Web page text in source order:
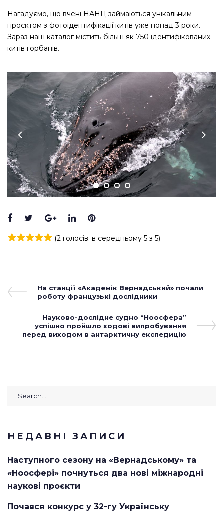
Нагадуємо, що вчені НАНЦ займаються унікальним
проєктом з фотоідентифікації китів уже понад 3 роки.
Зараз наш каталог містить більш як 750 ідентифікованих
китів горбанів.
Facebook
TwitterGoogle+
LinkedInPinterest
(2 голосів. в середньому 5 з 5)
Навігація
записів
Previous
Post
На станції «Академік Вернадський» почали
роботу французькі дослідники
Next
Post
Науково-дослідне судно “Ноосфера”
успішно пройшло ходові випробування
перед виходом в антарктичну експедицію
Search
НЕДАВНІ ЗАПИСИ
Наступного сезону на «Вернадському» та
«Ноосфері» почнуться два нові міжнародні
наукові проєкти
Почався конкурс у 32-гу Українську